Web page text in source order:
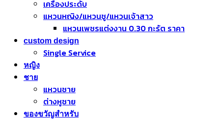
เครื่องประดับ
แหวนหญิง/แหวนชู/แหวนเจ้าสาว
แหวนเพชรแต่งงาน 0.30 กะรัต ราคา
custom design
Single Service
หญิง
ชาย
แหวนชาย
ต่างหูชาย
ของขวัญสำหรับ